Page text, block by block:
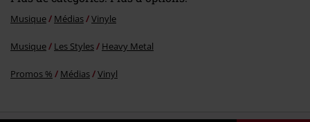
Musique Médias Vinyle
Musique Les Styles Heavy Metal
Promos % Médias Vinyl